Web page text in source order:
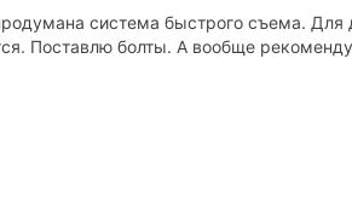
система быстрого съема.
Поставлю болты. А вообще